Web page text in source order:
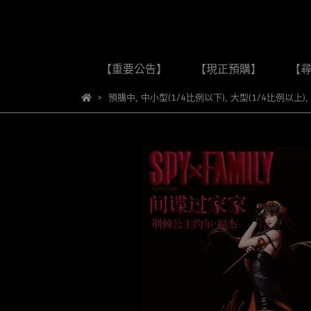
【重要公告】 【現正預購】 【
預購中, 中小型(1/4比例以下), 大型(1/4比例以上),